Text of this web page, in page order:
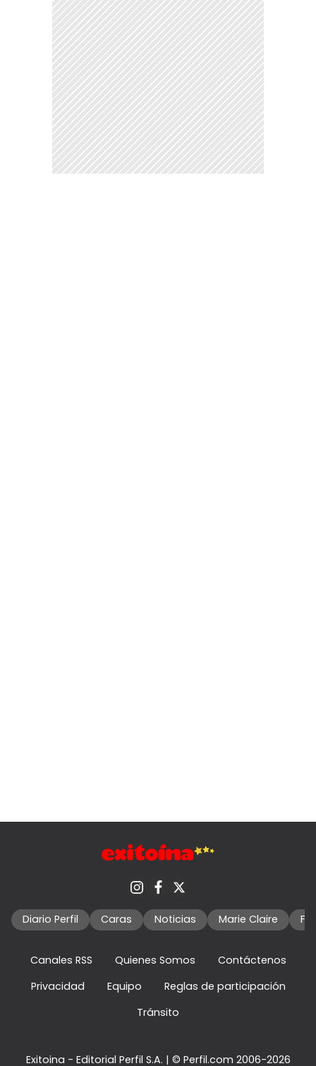
Diario Perfil Caras Noticias Marie Claire
Canales RSS Quienes Somos
Contáctenos
Privacidad
Equipo
Reglas de participación
Tránsito
Exitoina - Editorial Perfil S.A. | © Perfil.com 2006-2026